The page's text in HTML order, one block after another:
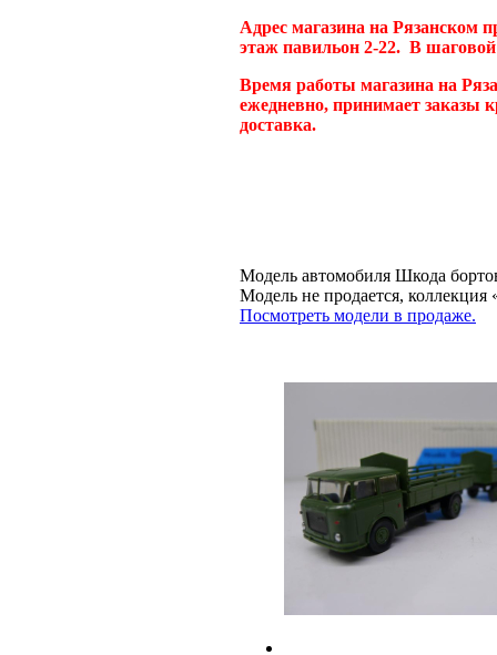
Адрес магазина на Рязанском
этаж павильон 2-22. В
Время работы магазина на
ежедневно, принимает заказы
доставка.
Модель автомобиля Шкода
Модель не продается,
Посмотреть модели в продаже.